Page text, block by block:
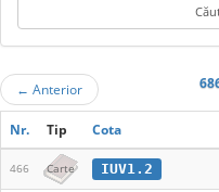
← Anterior
Nr. Tip Cota
466 Carte IUV1.2